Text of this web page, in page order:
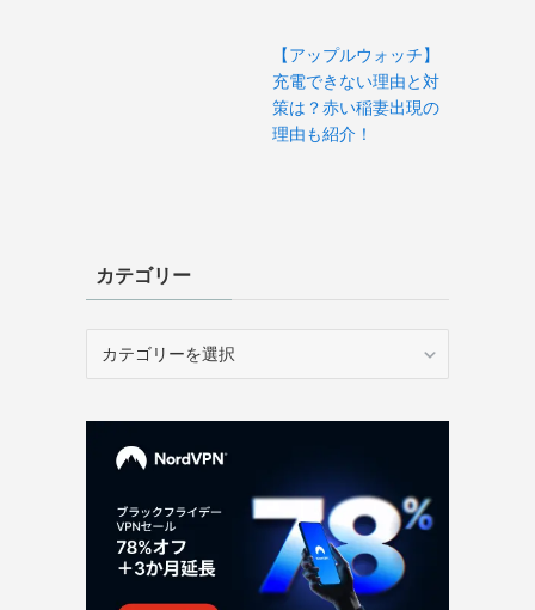
【アップルウォッチ】
充電できない理由と対
策は？赤い稲妻出現の
理由も紹介！
カテゴリー
リ